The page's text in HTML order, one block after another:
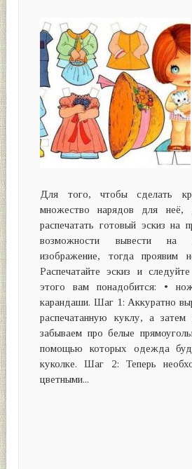
Для того, чтобы сделать
множество нарядов для неё,
распечатать готовый эскиз на
возможности вывести на
изображение, тогда проявим
Распечатайте эскиз и
этого вам понадобится: •
карандаши. Шаг 1: Аккуратно
распечатанную куклу, а
забываем про белые
помощью которых одежда
куколке. Шаг 2: Теперь
цветными...